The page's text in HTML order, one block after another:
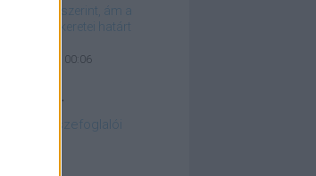
Péter szerint, ám a
keretei határt
április 21. 00:06
linkek...
összefoglalói